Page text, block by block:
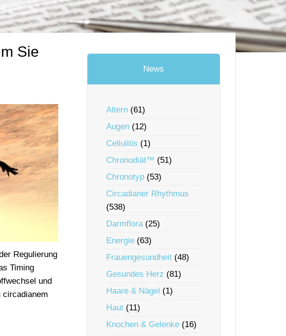
Sie
Regulierung
Timing
und
circadianem
News
Altern (61)
Augen (12)
Cellulitis (1)
Chronodiät™ (51)
Chronotyp (53)
Circadianer Rhythmus
(538)
Darmflora(25)
Energie (63)
Frauengesundheit (48)
Gesundes Herz (81)
Haare & Nägel (1)
Haut (11)
Knochen & Gelenke (16)